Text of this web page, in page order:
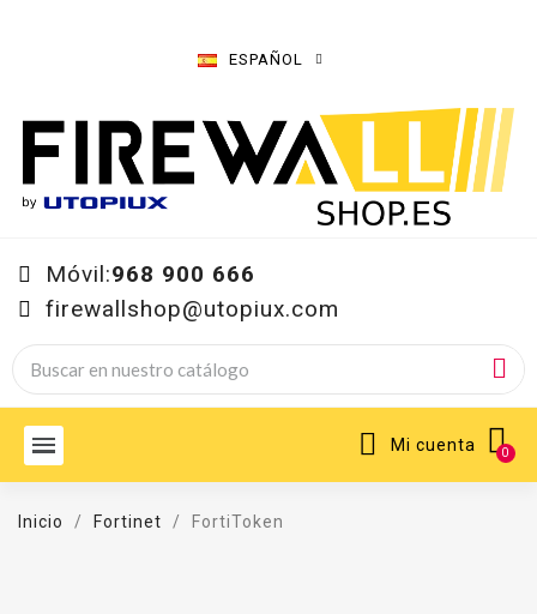
ESPAÑOL
Móvil:968 900 666
firewallshop@utopiux.com
Mi cuenta
Inicio Fortinet FortiToken